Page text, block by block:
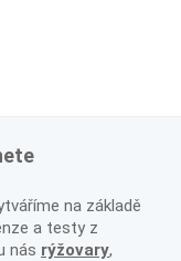
na základě
a testy z
nás rýžovary,